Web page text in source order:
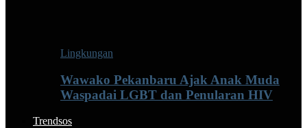
Lingkungan
Wawako Pekanbaru Ajak Anak Muda
Waspadai LGBT dan Penularan HIV
Trendsos